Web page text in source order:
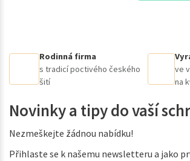
Rodinná firma
s tradicí poctivého českého
šití
ve
na
Novinky a tipy do vaší
Nezmeškejte žádnou nabídku!
Přihlaste se k našemu newsletteru a jako